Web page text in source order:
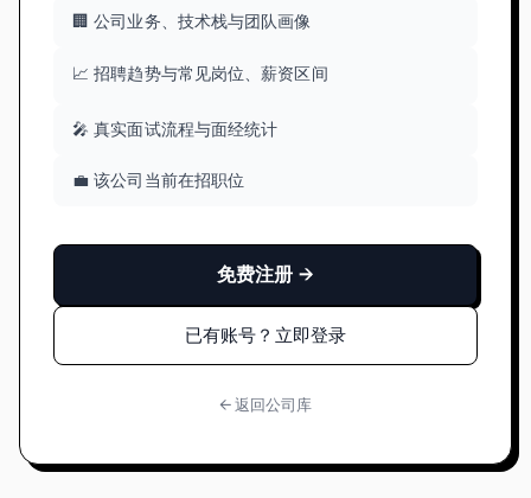
🏢 公司业务、技术栈与团队画像
📈 招聘趋势与常见岗位、薪资区间
🎤 真实面试流程与面经统计
💼 该公司当前在招职位
免费注册 →
已有账号？立即登录
← 返回公司库